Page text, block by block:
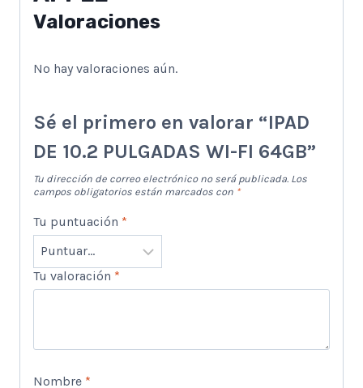
Valoraciones
No hay valoraciones aún.
Sé el primero en valorar “IPAD
DE 10.2 PULGADAS WI-FI 64GB”
Tu dirección de correo electrónico no será publicada. Los
campos obligatorios están marcados con *
Tu puntuación *
Tu valoración *
Nombre *